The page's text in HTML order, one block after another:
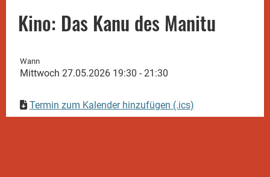
Kino: Das Kanu des Manitu
Wann
Mittwoch 27.05.2026 19:30 - 21:30
Termin zum Kalender hinzufügen (.ics)